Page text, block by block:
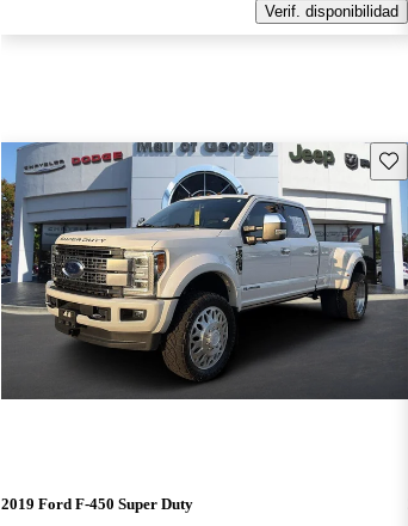
Verif. disponibilidad
2019 Ford F-450 Super Duty